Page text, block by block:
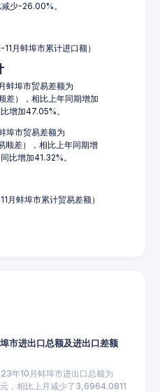
少-26.00%。
月蚌埠市累计进口额）
蚌埠市贸易差额为
差），相比上年同期增加
增加47.05%。
埠市贸易差额为
差），相比上年同期增
比增加41.32%。
月蚌埠市累计贸易差额）
市进出口总额及进出口差额
年10月蚌埠市进出口总额为
，相比上月减少了3,6964.0811